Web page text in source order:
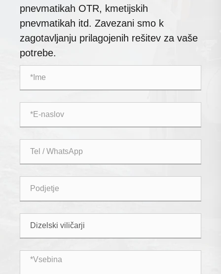
pnevmatikah OTR, kmetijskih
pnevmatikah itd. Zavezani smo k
zagotavljanju prilagojenih rešitev za vaše
potrebe.